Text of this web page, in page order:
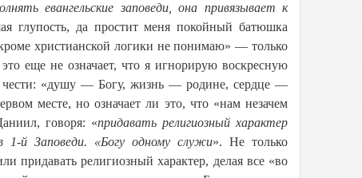
евангельские заповеди, она привязывает к
глупость, да простит меня покойный батюшка
христианской логики не понимаю» — только
еще не означает, что я игнорирую воскресную
чести: «душу — Богу, жизнь — родине, сердце —
месте, но означает ли это, что «нам незачем
говоря: «придавать религиозный характер
й Заповеди. «Богу одному служи». Не только
придавать религиозный характер, делая все «во